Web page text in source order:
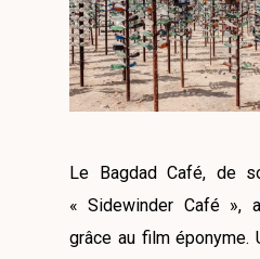
Le Bagdad Café, de
«Sidewinder Café», a
grâce au film éponyme.